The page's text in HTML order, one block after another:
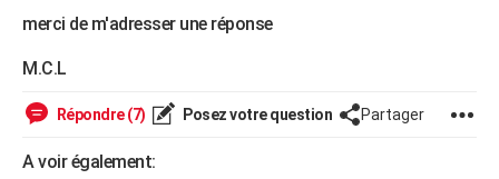
Alimentation
Guide de la santé
Maladies
Médicaments
Sommeil
Destinations
City break
Voyage nature
Voyage de noces
Forum
Climat
+
merci de m'adresser une réponse
M.C.L
Répondre (7) Posez votre question Partager
A voir également: